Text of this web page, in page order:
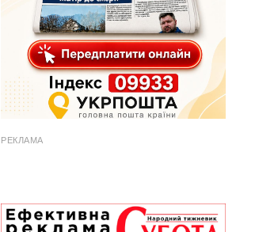
РЕКЛАМА